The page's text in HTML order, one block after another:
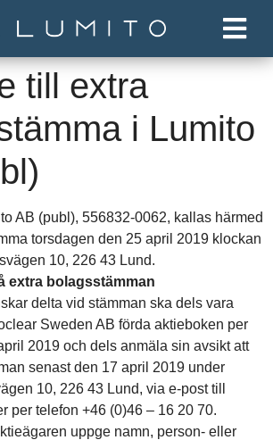
till extra
i Lumito
AB (publ), 556832-0062, kallas härmed
torsdagen den 25 april 2019 klockan
10, 226 43 Lund.
extra bolagsstämman
delta vid stämman ska dels vara
Sweden AB förda aktieboken per
2019 och dels anmäla sin avsikt att
senast den 17 april 2019 under
10, 226 43 Lund, via e-post till
per telefon +46 (0)46 – 16 20 70.
uppge namn, person- eller